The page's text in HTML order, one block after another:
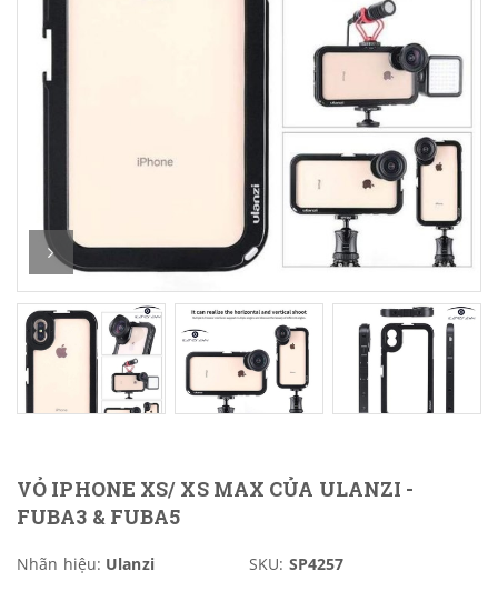
VỎ IPHONE XS/ XS MAX CỦA ULANZI -
FUBA3 & FUBA5
Nhãn hiệu: Ulanzi SKU: SP4257